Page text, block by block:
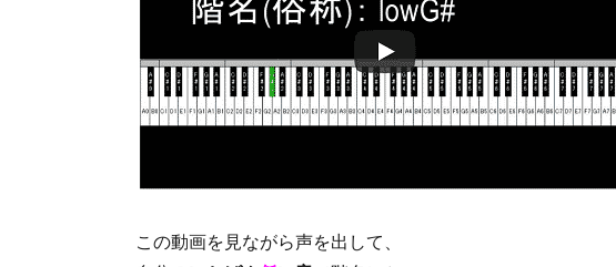
この動画を見ながら声を出して、